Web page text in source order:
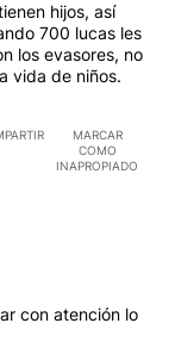
hijos, así
700 lucas les
los evasores, no
vida de niños.
MARCAR
COMO
INAPROPIADO
con atención lo